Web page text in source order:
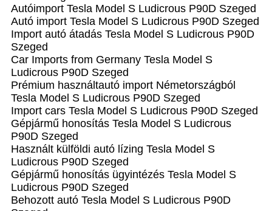
Autóimport Tesla Model S Ludicrous P90D Szeged
Autó import Tesla Model S Ludicrous P90D Szeged
Import autó átadás Tesla Model S Ludicrous P90D
Szeged
Car Imports from Germany Tesla Model S
Ludicrous P90D Szeged
Prémium használtautó import Németországból
Tesla Model S Ludicrous P90D Szeged
Import cars Tesla Model S Ludicrous P90D Szeged
Gépjármű honosítás Tesla Model S Ludicrous
P90D Szeged
Használt külföldi autó lízing Tesla Model S
Ludicrous P90D Szeged
Gépjármű honosítás ügyintézés Tesla Model S
Ludicrous P90D Szeged
Behozott autó Tesla Model S Ludicrous P90D